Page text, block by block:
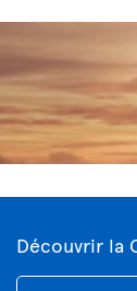
Découvrir la